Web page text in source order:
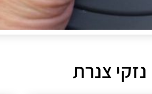
נזקי צנרת